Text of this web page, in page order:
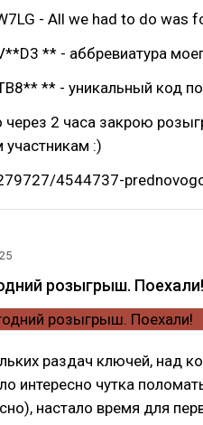
- All we had to do was
** - аббревиатура
** - уникальный код
2 часа закрою
:)
4544737-
розыгрыш. Поехали!
раздач ключей, над
интересно чутка
настало время для